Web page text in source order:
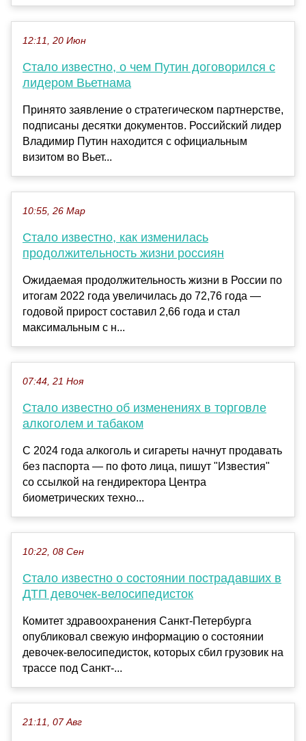
12:11, 20 Июн
Стало известно, о чем Путин договорился с
лидером Вьетнама
Принято заявление о стратегическом партнерстве,
подписаны десятки документов. Российский лидер
Владимир Путин находится с официальным
визитом во Вьет...
10:55, 26 Мар
Стало известно, как изменилась
продолжительность жизни россиян
Ожидаемая продолжительность жизни в России по
итогам 2022 года увеличилась до 72,76 года —
годовой прирост составил 2,66 года и стал
максимальным с н...
07:44, 21 Ноя
Стало известно об изменениях в торговле
алкоголем и табаком
С 2024 года алкоголь и сигареты начнут продавать
без паспорта — по фото лица, пишут "Известия"
со ссылкой на гендиректора Центра
биометрических техно...
10:22, 08 Сен
Стало известно о состоянии пострадавших в
ДТП девочек-велосипедисток
Комитет здравоохранения Санкт-Петербурга
опубликовал свежую информацию о состоянии
девочек-велосипедисток, которых сбил грузовик на
трассе под Санкт-...
21:11, 07 Авг